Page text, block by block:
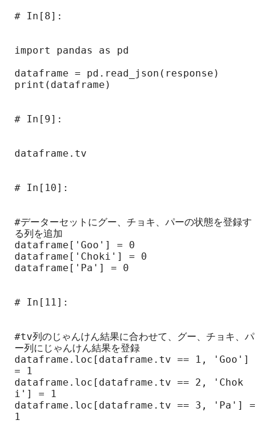
# In[8]:
import pandas as pd
dataframe = pd.read_json(response)
print(dataframe)
# In[9]:
dataframe.tv
# In[10]:
#データーセットにグー、チョキ、パーの状態を登録す
る列を追加
dataframe['Goo'] = 0
dataframe['Choki'] = 0
dataframe['Pa'] = 0
# In[11]:
#tv列のじゃんけん結果に合わせて、グー、チョキ、パ
ー列にじゃんけん結果を登録
dataframe.loc[dataframe.tv == 1, 'Goo']
= 1
dataframe.loc[dataframe.tv == 2, 'Chok
i'] = 1
dataframe.loc[dataframe.tv == 3, 'Pa'] =
1